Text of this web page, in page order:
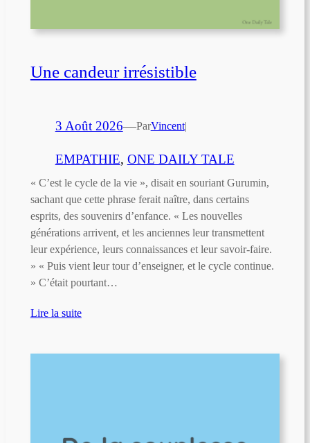
Une candeur irrésistible
3 Août 2026—ParVincent|
EMPATHIE, ONE DAILY TALE
« C’est le cycle de la vie », disait en souriant Gurumin,
sachant que cette phrase ferait naître, dans certains
esprits, des souvenirs d’enfance. « Les nouvelles
générations arrivent, et les anciennes leur transmettent
leur expérience, leurs connaissances et leur savoir-faire.
» « Puis vient leur tour d’enseigner, et le cycle continue.
» C’était pourtant…
Lire la suite